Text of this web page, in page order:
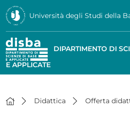
Università degli Studi della
DIPARTIMENTO DI
E APPLICATE
Didattica Offerta